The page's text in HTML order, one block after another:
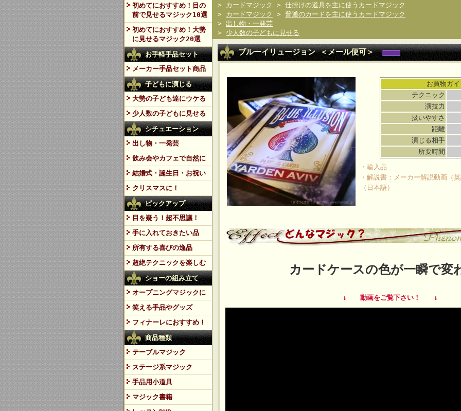
初めてにおすすめ！目の
前で見せるマジック10選
初めてにおすすめ！大勢
に見せるマジック20選
お手軽手品セット
メーカー手品セット商品
子どもに演じる
大勢の子ども達にウケる
少人数の子どもに見せる
シチュエーション
出し物・一発芸
飲み会やカフェで自然に
結婚式・誕生日・お祝い
クリスマスに！
ピックアップ
目を疑う！超不思議！
手に入れておきたい品
所有する喜びの逸品
超絶テクニックを楽しむ
ショーの組み立て
オープニングマジックに
笑える手品やグッズ
フィナーレにおすすめ！
商品種類
テーブルマジック
ステージ系マジック
手品用小道具
マジック書籍
>
カードマジック > 仕掛けの道具を主に使うカードマジック
>
カードマジック > 普通のカードを主に使うカードマジック
> 出し物・一発芸
> 少人数の子どもに見せる
ブルーイリュージョン ＜メール便可＞
お買物ガ
テクニック
演技力
扱いやすさ
距離
演じる相手
所要時間
・輸入品
・解説書：メーカー解説動画（
（日本語）
カードケースの色が一瞬で変
↓ 動画をご覧下さい！ ↓